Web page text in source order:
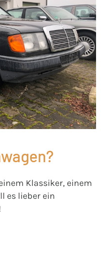
Klassiker, einem
es lieber ein